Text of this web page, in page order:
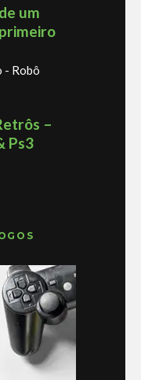
um
- Robô
–
Ps3